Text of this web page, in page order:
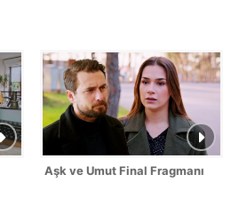
Aşk ve Umut Final Fragmanı